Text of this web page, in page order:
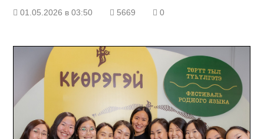
01.05.2026 в 03:50 5669 0